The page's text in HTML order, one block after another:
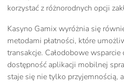
korzystać z różnorodnych opcji
Kasyno Gamix wyróżnia się
metodami płatności, które
transakcje. Całodobowe wsparcie
dostępność aplikacji mobilnej
staje się nie tylko przyjemnością,